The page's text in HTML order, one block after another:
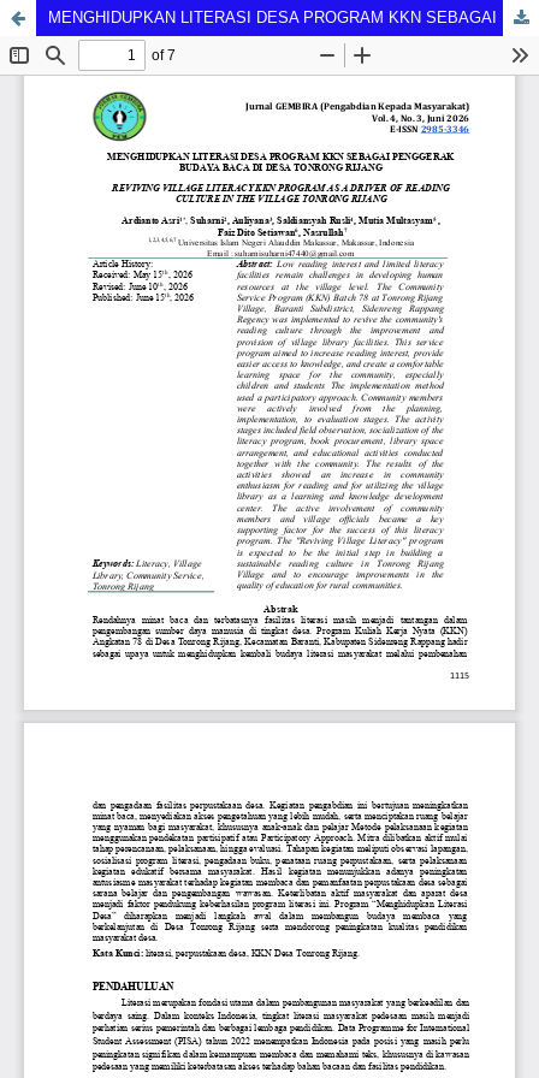
MENGHIDUPKAN LITERASI DESA PROGRAM KKN SEBAGAI PENGGERAK BUDAYA BACA DI DESA TONRONG RIJANG